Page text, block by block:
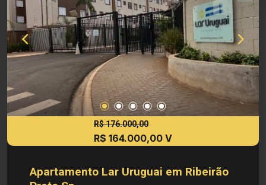
R$ 176.000,00
R$ 164.000,00 V
Apartamento Lar Uruguai em Ribeirão